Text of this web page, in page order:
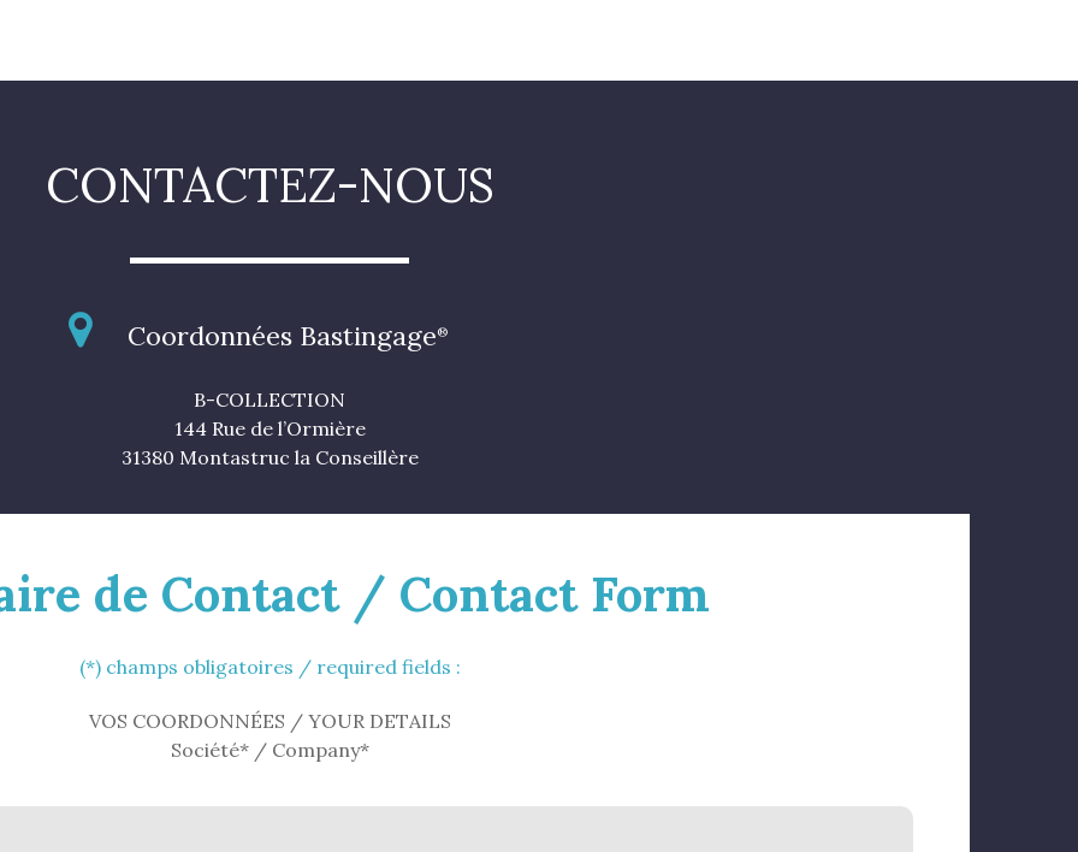
CONTACTEZ-NOUS
Coordonnées Bastingage®
B-COLLECTION
144 Rue de l’Ormière
31380 Montastruc la Conseillère
de Contact / Contact Form
(*) champs obligatoires / required fields :
VOS COORDONNÉES / YOUR DETAILS
Société* / Company*